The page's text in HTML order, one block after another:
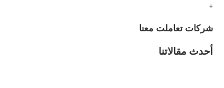
+
شركات تعاملت معنا
أحدث مقالاتنا